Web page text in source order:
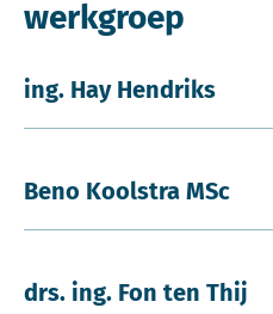
werkgroep
ing. Hay Hendriks
Beno Koolstra MSc
drs. ing. Fon ten Thij